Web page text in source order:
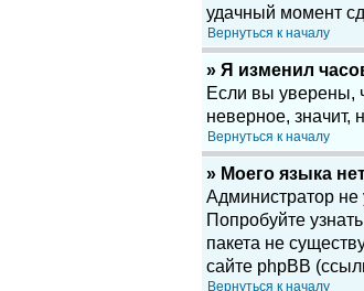
удачный момент
Вернуться к началу
» Я изменил
Если вы уверены,
неверное, значит,
Вернуться к началу
» Моего языка
Администратор не
Попробуйте
пакета не
сайте phpBB
Вернуться к началу